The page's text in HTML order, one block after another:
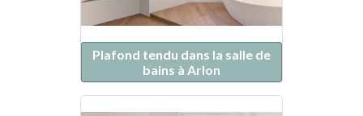
Plafond tendu dans la salle de
bains à Arlon